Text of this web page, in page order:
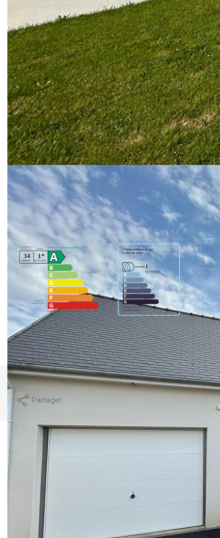
fonctionnelle)
Une salle de bain élégante
WC séparé pour plus de confort
Un garage attenant pour stationner en toute
sécurité
Terrain : 459 m² . Un espace extérieur généreux
pour profiter pleinement de votre propriété.
Un bien rare à saisir ! Parfait pour les familles ou les
amateurs de vie pratique et sans étage.
Intéressé(e) ? Contactez-nous dès aujourd'hui
pour une visite !
** €288 750 honoraires inclus|€275 000 hors honoraires|Honoraires :
5.00% TTC à la charge de l'acquéreur
Nos honoraires Nous contacter
Diagnostics énergétiques
Montant estimé des dépenses annuelles d'énergie
pour un usage standard entre 390€ et 540€. indexées
aux années 2021,2022 et 2023 (abonnement compris).
Imprimer
Partager
Ce bien est soumis à un diagnostic ERP
(État des Risques et Pollutions). Pour en
savoir plus, rendez-vous sur
https://www.georisques.gouv.fr/
Caractéristiques détaillées